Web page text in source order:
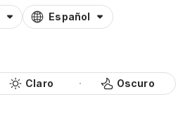
Español
Claro Oscuro